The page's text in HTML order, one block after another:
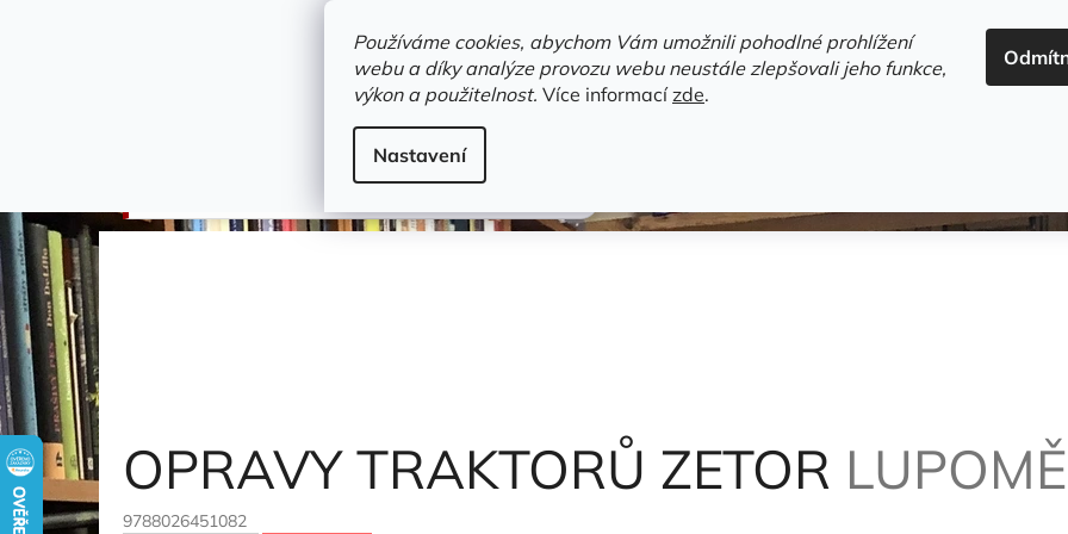
Používáme cookies, abychom Vám umožnili pohodlné prohlížení
webu a díky analýze provozu webu neustále zlepšovali jeho funkce,
výkon a použitelnost. Více informacízde.
Nastavení
HLEDAT
Novinky Trvalky a bestsellery
OPRAVY TRAKTORŮ ZETORLupoměch František
OPRAVY TRAKTORŮ ZETOR
9788026451082